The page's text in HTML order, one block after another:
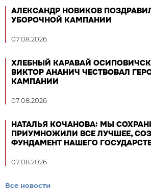
АЛЕКСАНДР НОВИКОВ
УБОРОЧНОЙ КАМПАНИИ
07.08.2026
ХЛЕБНЫЙ КАРАВАЙ
ВИКТОР АНАНИЧ ЧЕСТВОВАЛ
КАМПАНИИ
07.08.2026
НАТАЛЬЯ КОЧАНОВА: МЫ
ПРИУМНОЖИЛИ ВСЕ ЛУЧШЕЕ,
ФУНДАМЕНТ НАШЕГО
07.08.2026
Все новости